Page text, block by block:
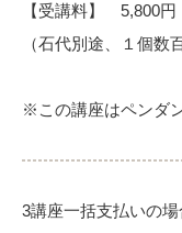
【受講料】 5,800円
（石代別途、１個数
※この講座はペンダ
3講座一括支払いの